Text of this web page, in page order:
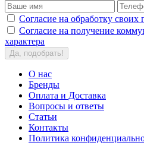
Согласие на обработку
Согласие на получение
характера
Да, подобрать!
О нас
Бренды
Оплата и Доставка
Вопросы и ответы
Статьи
Контакты
Политика